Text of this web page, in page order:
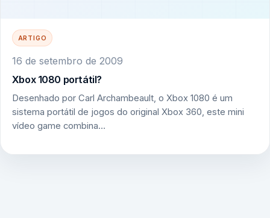
ARTIGO
16 de setembro de 2009
Xbox 1080 portátil?
Desenhado por Carl Archambeault, o Xbox 1080 é um
sistema portátil de jogos do original Xbox 360, este mini
vídeo game combina…